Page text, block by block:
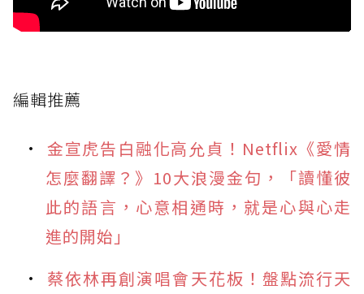
編輯推薦
金宣虎告白融化高允貞！Netflix《愛情
怎麼翻譯？》10大浪漫金句，「讀懂彼
此的語言，心意相通時，就是心與心走
進的開始」
蔡依林再創演唱會天花板！盤點流行天